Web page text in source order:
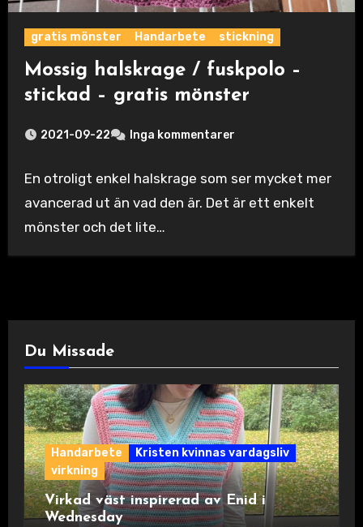
gratis mönster Handarbete stickning
Mossig halskrage / fuskpolo –
stickad – gratis mönster
2021-09-22 Inga kommentarer
En otroligt enkel halskrage som ser mycket mer
avancerad ut än vad den är. Det är ett enkelt
mönster och det lite…
Du Missade
Handarbete
Kristen kvinnas vardagsliv
virkning
Virkad väst inspirerad av Enid i
Wednesday